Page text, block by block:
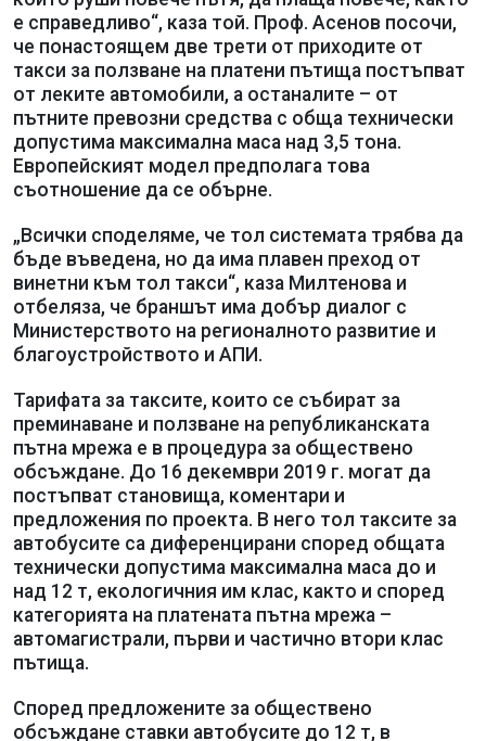
е справедливо“, каза той. Проф. Асенов посочи,
че понастоящем две трети от приходите от
такси за ползване на платени пътища постъпват
от леките автомобили, а останалите – от
пътните превозни средства с обща технически
допустима максимална маса над 3,5 тона.
Европейският модел предполага това
съотношение да се обърне.
„Всички споделяме, че тол системата трябва да
бъде въведена, но да има плавен преход от
винетни към тол такси“, каза Милтенова и
отбеляза, че браншът има добър диалог с
Министерството на регионалното развитие и
благоустройството и АПИ.
Тарифата за таксите, които се събират за
преминаване и ползване на републиканската
пътна мрежа е в процедура за обществено
обсъждане. До 16 декември 2019 г. могат да
постъпват становища, коментари и
предложения по проекта. В него тол таксите за
автобусите са диференцирани според общата
технически допустима максимална маса до и
над 12 т, екологичния им клас, както и според
категорията на платената пътна мрежа –
автомагистрали, първи и частично втори клас
пътища.
Според предложените за обществено
обсъждане ставки автобусите до 12 т, в